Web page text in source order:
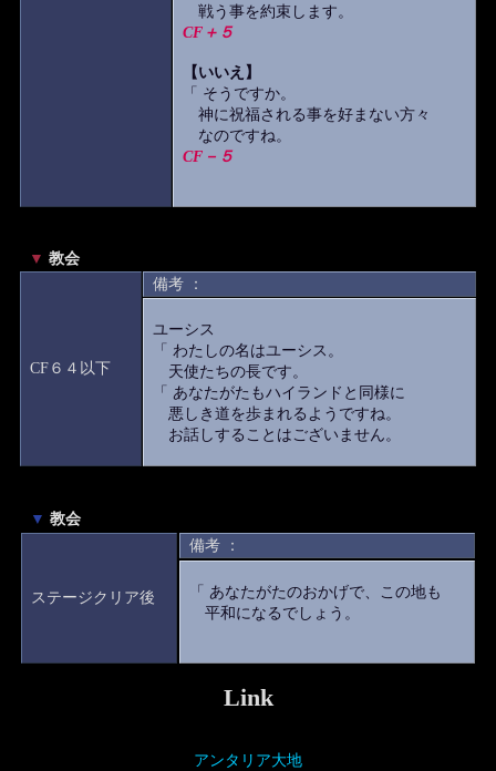
戦う事を約束します。
CF＋５
【いいえ】
「 そうですか。
神に祝福される事を好まない方々
なのですね。
CF－５
▼ 教会
CF６４以下
備考 ：
ユーシス
「 わたしの名はユーシス。
天使たちの長です。
「 あなたがたもハイランドと同様に
悪しき道を歩まれるようですね。
お話しすることはございません。
▼ 教会
ステージクリア後
備考 ：
「 あなたがたのおかげで、この地も
平和になるでしょう。
Link
アンタリア大地